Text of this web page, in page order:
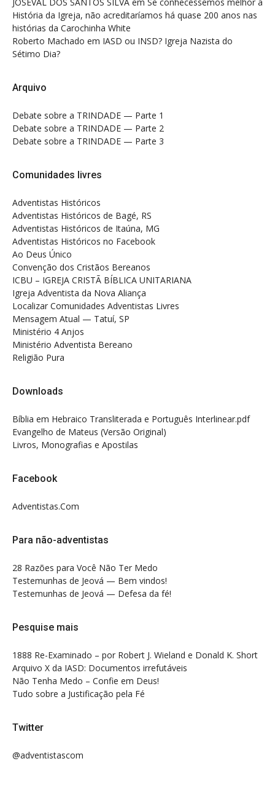
História da Igreja, não acreditaríamos há quase 200 anos nas
histórias da Carochinha White
Roberto Machado em IASD ou INSD? Igreja Nazista do
Sétimo Dia?
Arquivo
Debate sobre a TRINDADE — Parte 1
Debate sobre a TRINDADE — Parte 2
Debate sobre a TRINDADE — Parte 3
Comunidades livres
Adventistas Históricos
Adventistas Históricos de Bagé, RS
Adventistas Históricos de Itaúna, MG
Adventistas Históricos no Facebook
Ao Deus Único
Convenção dos Cristãos Bereanos
ICBU – IGREJA CRISTÃ BÍBLICA UNITARIANA
Igreja Adventista da Nova Aliança
Localizar Comunidades Adventistas Livres
Mensagem Atual — Tatuí, SP
Ministério 4 Anjos
Ministério Adventista Bereano
Religião Pura
Downloads
Bíblia em Hebraico Transliterada e Português Interlinear.pdf
Evangelho de Mateus (Versão Original)
Livros, Monografias e Apostilas
Facebook
Adventistas.Com
Para não-adventistas
28 Razões para Você Não Ter Medo
Testemunhas de Jeová — Bem vindos!
Testemunhas de Jeová — Defesa da fé!
Pesquise mais
1888 Re-Examinado – por Robert J. Wieland e Donald K. Short
Arquivo X da IASD: Documentos irrefutáveis
Não Tenha Medo – Confie em Deus!
Tudo sobre a Justificação pela Fé
Twitter
@adventistascom